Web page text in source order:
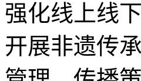
强化线上线
开展非遗传